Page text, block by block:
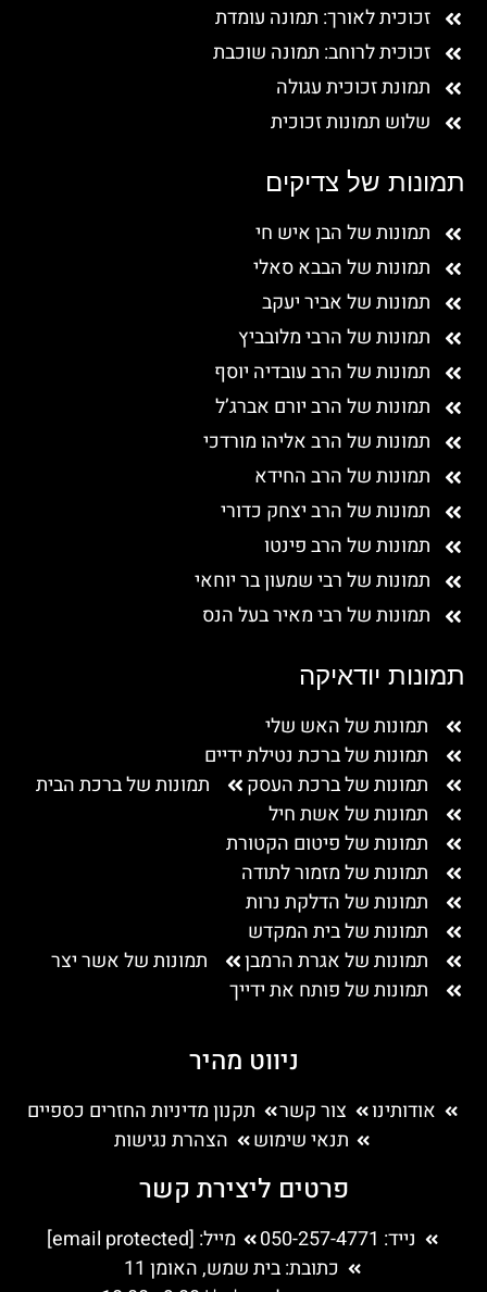
תמונות יודאיקה
תמונות של האש שלי
תמונות של ברכת נטילת ידיים
תמונות של ברכת העסק
תמונות של ברכת הבית
תמונות של אשת חיל
תמונות של פיטום הקטורת
תמונות של מזמור לתודה
תמונות של הדלקת נרות
תמונות של בית המקדש
תמונות של אגרת הרמבן
תמונות של אשר יצר
תמונות של פותח את ידייך
תמונות של צדיקים
תמונות של הבן איש חי
תמונות של הבבא סאלי
תמונות של אביר יעקב
תמונות של הרבי מלובביץ
תמונות של הרב עובדיה יוסף
תמונות של הרב יורם אברג’ל
תמונות של הרב אליהו מורדכי
תמונות של הרב החידא
תמונות של הרב יצחק כדורי
תמונות של הרב פינטו
תמונות של רבי שמעון בר יוחאי
תמונות של רבי מאיר בעל הנס
זכוכית לאורך: תמונה עומדת
זכוכית לרוחב: תמונה שוכבת
תמונת זכוכית עגולה
שלוש תמונות זכוכית
ניווט מהיר
אודותינו צור קשר
תקנון מדיניות החזרים כספיים
תנאי שימוש
הצהרת נגישות
פרטים ליצירת קשר
נייד: 050-257-4771 מייל: [email protected]
כתובת: בית שמש, האומן 11